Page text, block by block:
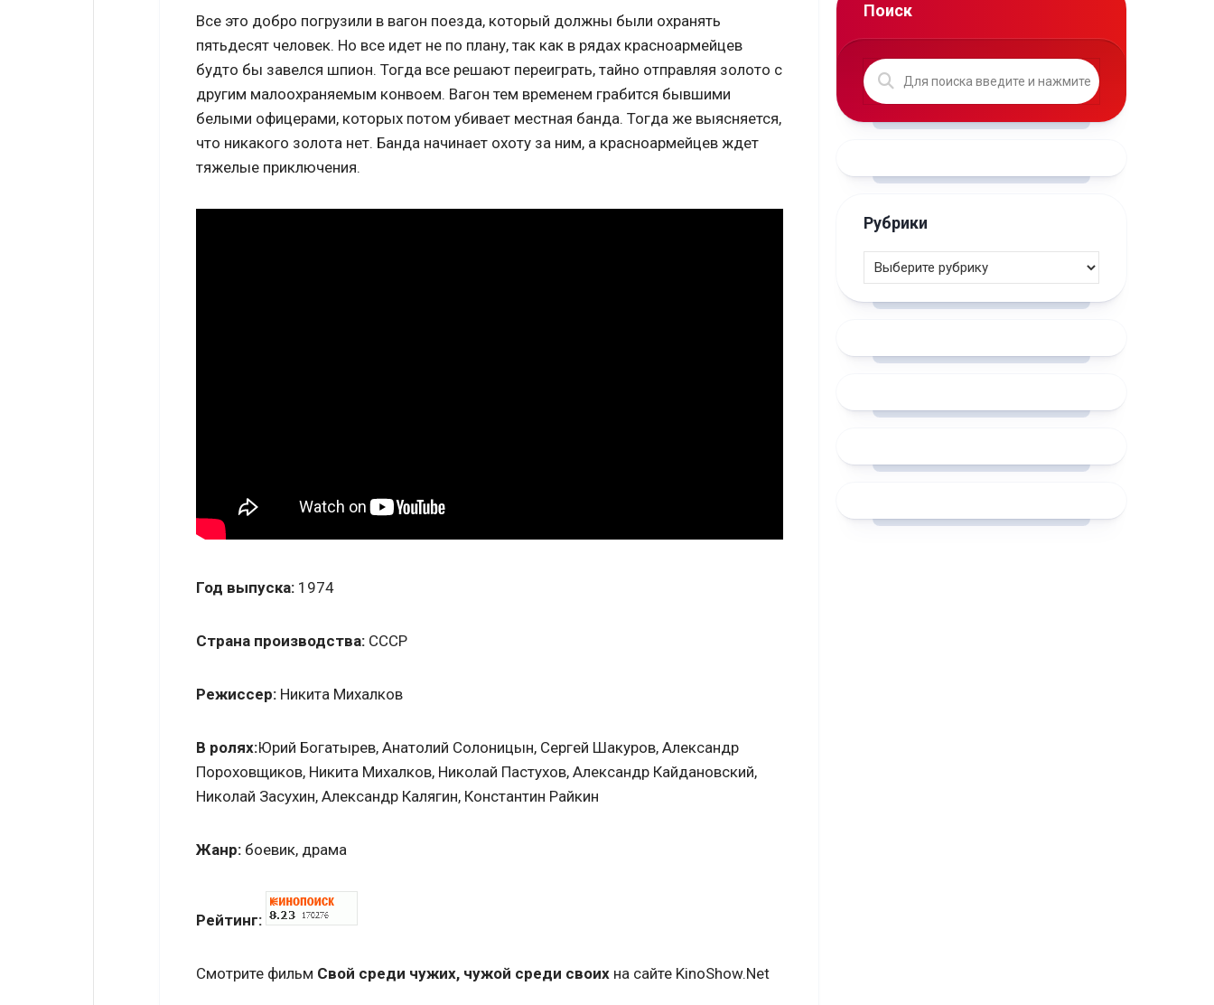
Все это добро погрузили в вагон поезда, который должны были охранять
пятьдесят человек. Но все идет не по плану, так как в рядах красноармейцев
будто бы завелся шпион. Тогда все решают переиграть, тайно отправляя золото с
другим малоохраняемым конвоем. Вагон тем временем грабится бывшими
белыми офицерами, которых потом убивает местная банда. Тогда же выясняется,
что никакого золота нет. Банда начинает охоту за ним, а красноармейцев ждет
тяжелые приключения.
Год выпуска: 1974
Страна производства: СССР
Режиссер: Никита Михалков
В ролях:Юрий Богатырев, Анатолий Солоницын, Сергей Шакуров, Александр
Пороховщиков, Никита Михалков, Николай Пастухов, Александр Кайдановский,
Николай Засухин, Александр Калягин, Константин Райкин
Жанр: боевик, драма
Рейтинг:
Смотрите фильм Свой среди чужих, чужой среди своих на сайте KinoShow.Net
Поиск
Рубрики